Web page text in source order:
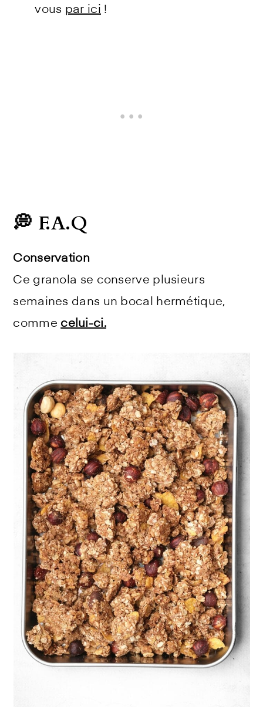
vous par ici !
💭 F.A.Q
Conservation
Ce granola se conserve plusieurs
semaines dans un bocal hermétique,
comme celui-ci.